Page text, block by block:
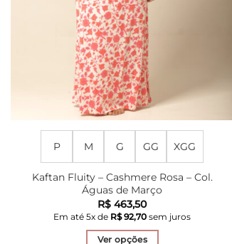
P M G GG XGG
Kaftan Fluity – Cashmere Rosa – Col.
Águas de Março
R$ 463,50
Em até5x de R$92,70 sem juros
Ver opções